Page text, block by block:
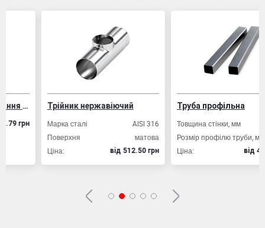
Трійник нержавіючий
Марка сталі
AISI 316
Поверхня
матова
вiд 512.50 грн
Труба профільна
Товщина стінки, мм
Розмір профілю труби, мм 20х20
Ціна:
вiд 49.80 грн